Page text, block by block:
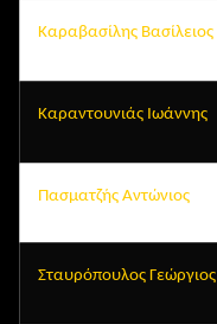
Καραβασίλης Βασίλειος
Καραντουνιάς Ιωάννης
Πασματζής Αντώνιος
Σταυρόπουλος Γεώργιος